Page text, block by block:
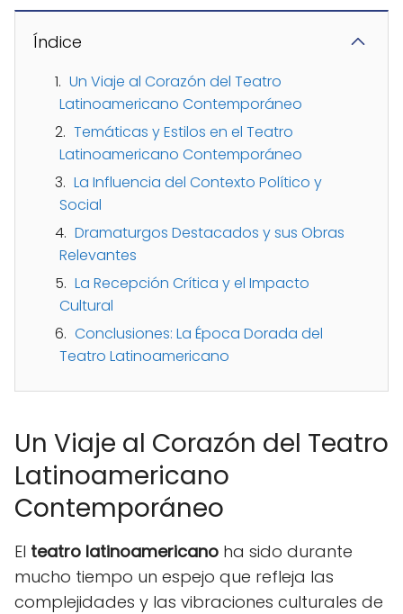
Índice
Un Viaje al Corazón del Teatro
Latinoamericano Contemporáneo
Temáticas y Estilos en el Teatro
Latinoamericano Contemporáneo
La Influencia del Contexto Político y
Social
Dramaturgos Destacados y sus Obras
Relevantes
La Recepción Crítica y el Impacto
Cultural
Conclusiones: La Época Dorada del
Teatro Latinoamericano
Un Viaje al Corazón del Teatro
Latinoamericano
Contemporáneo
El teatro latinoamericano ha sido durante
mucho tiempo un espejo que refleja las
complejidades y las vibraciones culturales de